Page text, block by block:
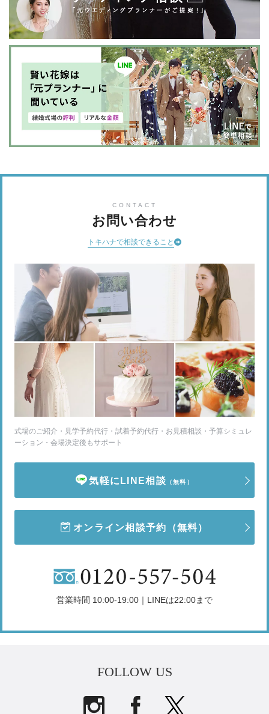
CONTACT
お問い合わせ
トキハナで相談できること
式場のご紹介・見学予約代行・試着予約代行・お見積相談・予算シミュレ
ーション・会場決定後もサポート
気軽にLINE相談 （無料）
オンライン相談予約 （無料）
営業時間 10:00-19:00｜LINEは22:00まで
FOLLOW US